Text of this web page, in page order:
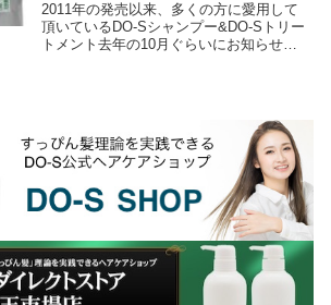
2011年の発売以来、多くの方に愛用して
頂いているDO-Sシャンプー&DO-Sトリー
トメント去年の10月ぐらいにお知らせし